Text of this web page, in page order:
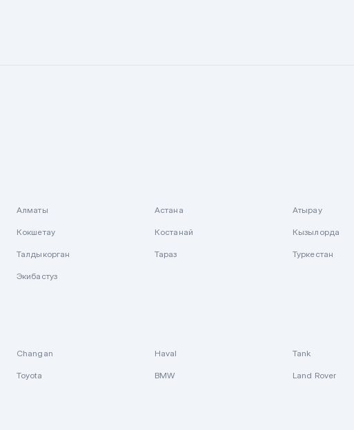
Алматы Астана Атырау
Кокшетау Костанай Кызылорда
Талдыкорган Тараз Туркестан
Экибастуз
Changan Haval Tank
Toyota BMW Land Rover